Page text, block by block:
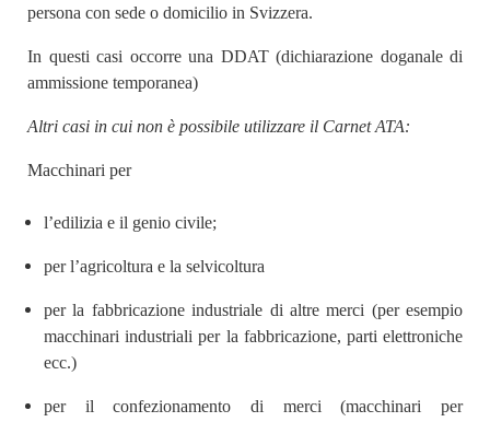
persona con sede o domicilio in Svizzera.
In questi casi occorre una DDAT (dichiarazione doganale di
ammissione temporanea)
Altri casi in cui non è possibile utilizzare il Carnet ATA:
Macchinari per
l’edilizia e il genio civile;
per l’agricoltura e la selvicoltura
per la fabbricazione industriale di altre merci (per esempio
macchinari industriali per la fabbricazione, parti elettroniche
ecc.)
per il confezionamento di merci (macchinari per